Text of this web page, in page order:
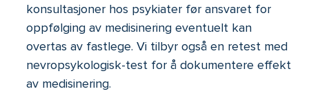
konsultasjoner hos psykiater før ansvaret for
oppfølging av medisinering eventuelt kan
overtas av fastlege. Vi tilbyr også en retest med
nevropsykologisk-test for å dokumentere effekt
av medisinering.